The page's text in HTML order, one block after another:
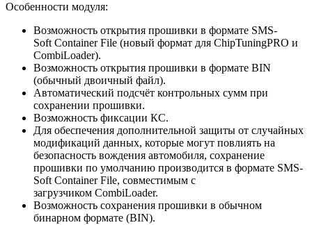
Особенности модуля:
Возможность открытия прошивки в формате SMS-
Soft Container File (новый формат для ChipTuningPRO и
CombiLoader).
Возможность открытия прошивки в формате BIN
(обычный двоичный файл).
Автоматический подсчёт контрольных сумм при
сохранении прошивки.
Возможность фиксации КС.
Для обеспечения дополнительной защиты от случайных
модификаций данных, которые могут повлиять на
безопасность вождения автомобиля, сохранение
прошивки по умолчанию производится в формате SMS-
Soft Container File, совместимым с
загрузчиком CombiLoader.
Возможность сохранения прошивки в обычном
бинарном формате (BIN).